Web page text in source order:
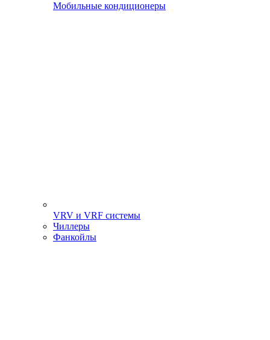
Мобильные кондиционеры
VRV и VRF системы
Чиллеры
Фанкойлы